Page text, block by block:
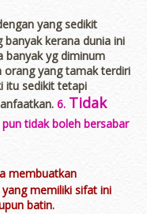
yang sedikit
banyak kerana dunia ini
banyak yg diminum
orang yang tamak terdiri
itu sedikit tetapi
6. Tidak
tidak boleh bersabar
membuatkan
memiliki sifat ini
batin.